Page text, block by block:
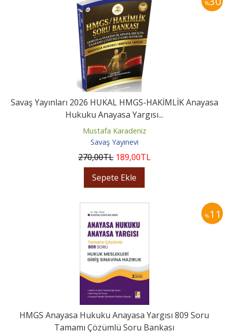
%
Savaş Yayınları 2026 HUKAL HMGS-HAKİMLİK Anayasa
Hukuku Anayasa Yargısı...
Mustafa Karadeniz
Savaş Yayınevi
270,00TL 189,00TL
Sepete Ekle
%11
HMGS Anayasa Hukuku Anayasa Yargısı 809 Soru
Tamamı Çözümlü Soru Bankası